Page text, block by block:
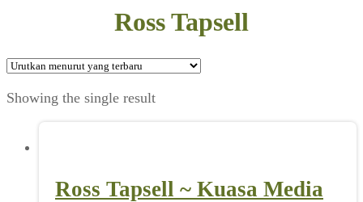
Ross Tapsell
Showing the single result
Ross Tapsell ~ Kuasa Media